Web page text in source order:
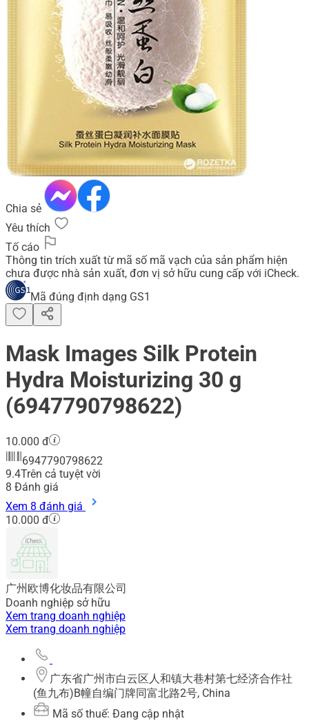
Chia sẻ
Yêu thích
Tố cáo
Thông tin trích xuất từ mã số mã vạch của sản phẩm hiện
chưa được nhà sản xuất, đơn vị sở hữu cung cấp với iCheck.
Mã đúng định dạng GS1
Mask Images Silk Protein
Hydra Moisturizing 30 g
(6947790798622)
10.000 đ
6947790798622
9.4Trên cả tuyệt vời
8 Đánh giá
Xem 8 đánh giá
10.000 đ
广州欧博化妆品有限公司
Doanh nghiệp sở hữu
Xem trang doanh nghiệp
Xem trang doanh nghiệp
广东省广州市白云区人和镇大巷村第七经济合作社
(鱼九布)B幢自编门牌同富北路2号, China
Mã số thuế: Đang cập nhật